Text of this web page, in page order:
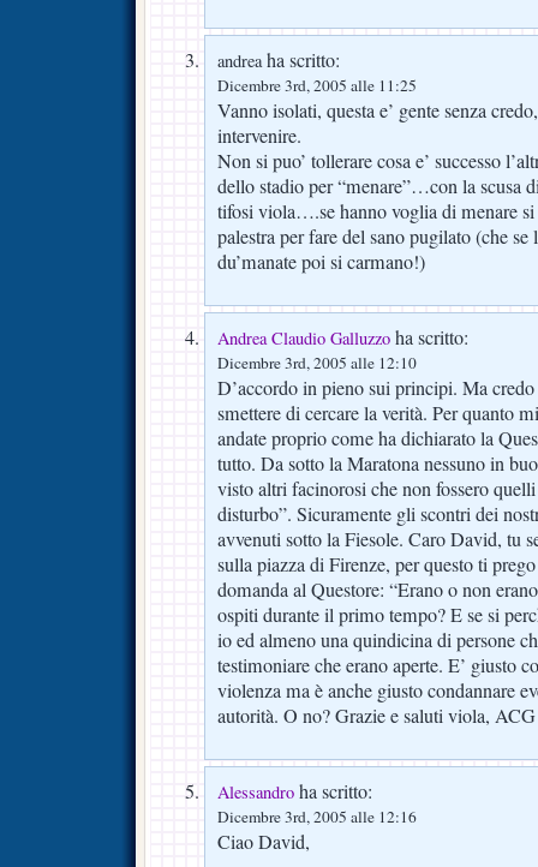
andreaha scritto:
Dicembre 3rd, 2005 alle 11:25
Vanno isolati, questa e’ gente senza
intervenire.
Non si puo’ tollerare cosa e’ successo
dello stadio per “menare”…con la scusa
tifosi viola….se hanno voglia di menare
palestra per fare del sano pugilato (che
du’manate poi si carmano!)
Andrea Claudio Galluzzo ha scritto:
Dicembre 3rd, 2005 alle 12:10
D’accordo in pieno sui principi. Ma
smettere di cercare la verità. Per quanto
andate proprio come ha dichiarato la
tutto. Da sotto la Maratona nessuno in
visto altri facinorosi che non fossero
disturbo”. Sicuramente gli scontri dei
avvenuti sotto la Fiesole. Caro David, tu
sulla piazza di Firenze, per questo ti
domanda al Questore: “Erano o non
ospiti durante il primo tempo? E se si
io ed almeno una quindicina di persone
testimoniare che erano aperte. E’ giusto
violenza ma è anche giusto condannare
autorità. O no? Grazie e saluti viola, ACG
Alessandro ha scritto:
Dicembre 3rd, 2005 alle 12:16
Ciao David,